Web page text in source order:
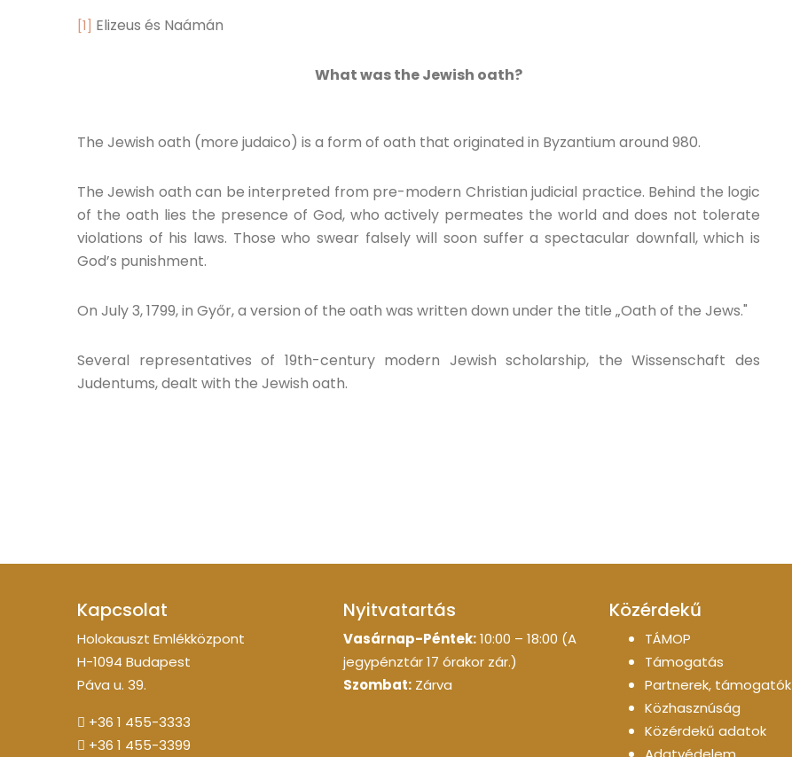
[1] Elizeus és Naámán
What was the Jewish oath?
The Jewish oath (more judaico) is a form of oath that originated in Byzantium around 980.
The Jewish oath can be interpreted from pre-modern Christian judicial practice. Behind the logic
of the oath lies the presence of God, who actively permeates the world and does not tolerate
violations of his laws. Those who swear falsely will soon suffer a spectacular downfall, which is
God’s punishment.
On July 3, 1799, in Győr, a version of the oath was written down under the title „Oath of the Jews."
Several representatives of 19th-century modern Jewish scholarship, the Wissenschaft des
Judentums, dealt with the Jewish oath.
Kapcsolat
Holokauszt Emlékközpont
H-1094 Budapest
Páva u. 39.
+36 1 455-3333
+36 1 455-3399
Nyitvatartás
Vasárnap-Péntek:10:00 – 18:00 (A
jegypénztár 17 órakor zár.)
Szombat: Zárva
Közérdekű
TÁMOP
Támogatás
Partnerek, támogatók
Közhasznúság
Közérdekű adatok